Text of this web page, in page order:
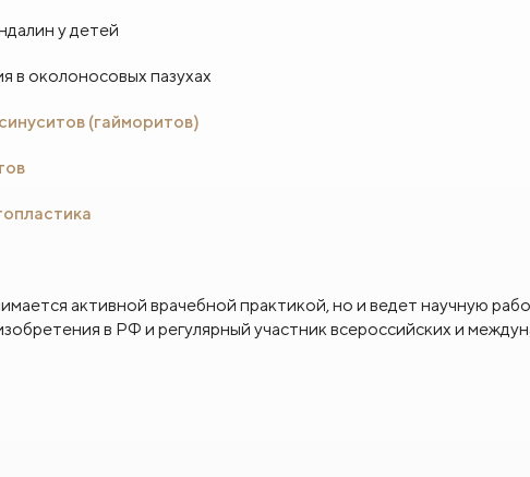
у детей
в околоносовых пазухах
(гайморитов)
активной врачебной практикой, но и ведет научную
в РФ и регулярный участник всероссийских и